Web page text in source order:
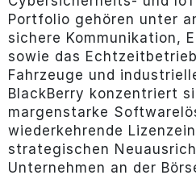
Portfolio gehören unter
sichere Kommunikation,
sowie das
Fahrzeuge und
BlackBerry konzentriert
margenstarke
wiederkehrende
strategischen
Unternehmen an der